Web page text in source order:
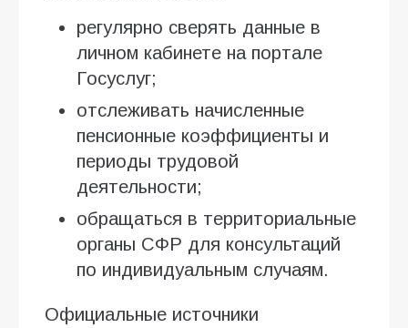
регулярно сверять данные в
личном кабинете на портале
Госуслуг;
отслеживать начисленные
пенсионные коэффициенты и
периоды трудовой
деятельности;
обращаться в территориальные
органы СФР для консультаций
по индивидуальным случаям.
Официальные источники